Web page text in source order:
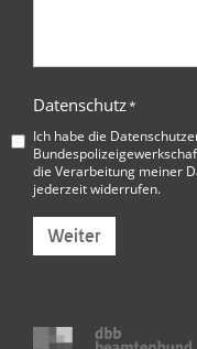
Datenschutz*
Ich habe die
die Verarbeitung meiner
jederzeit widerrufen.
Weiter